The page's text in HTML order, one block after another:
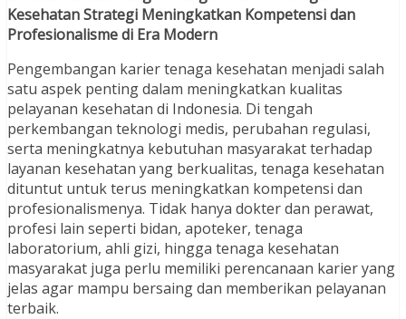
Kesehatan Strategi Meningkatkan Kompetensi dan
Profesionalisme di Era Modern
Pengembangan karier tenaga kesehatan menjadi salah
satu aspek penting dalam meningkatkan kualitas
pelayanan kesehatan di Indonesia. Di tengah
perkembangan teknologi medis, perubahan regulasi,
serta meningkatnya kebutuhan masyarakat terhadap
layanan kesehatan yang berkualitas, tenaga kesehatan
dituntut untuk terus meningkatkan kompetensi dan
profesionalismenya. Tidak hanya dokter dan perawat,
profesi lain seperti bidan, apoteker, tenaga
laboratorium, ahli gizi, hingga tenaga kesehatan
masyarakat juga perlu memiliki perencanaan karier yang
jelas agar mampu bersaing dan memberikan pelayanan
terbaik.